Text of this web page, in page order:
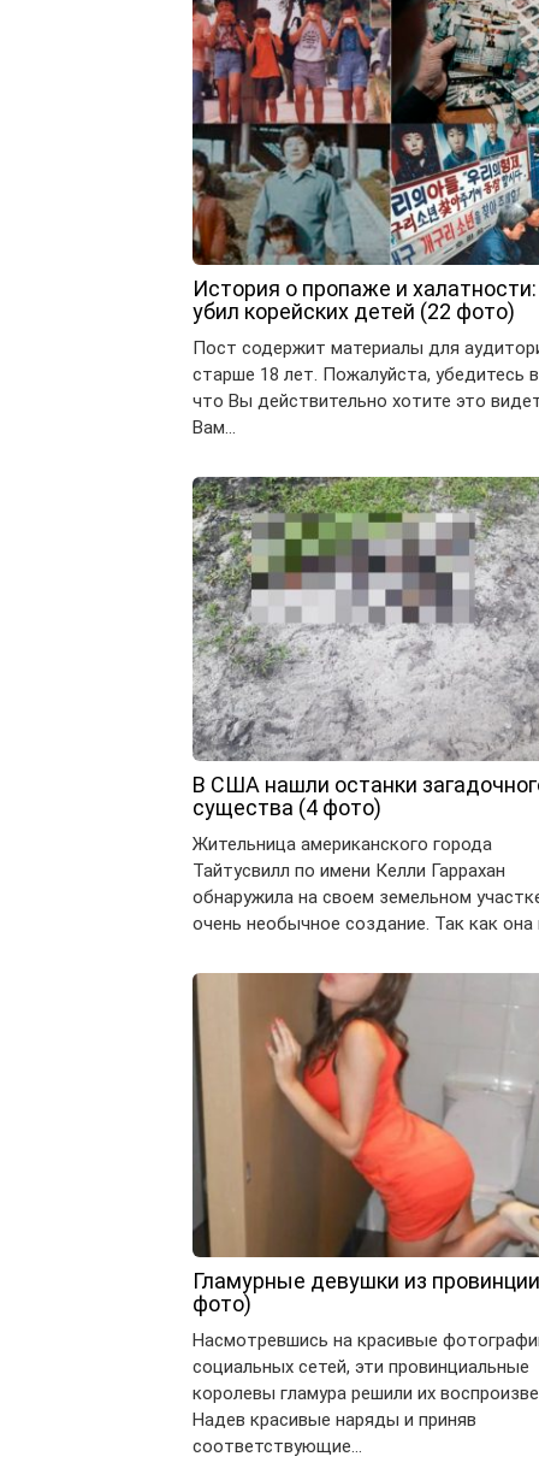
История о пропаже и
убил корейских детей (22 фото)
Пост содержит материалы для
старше 18 лет. Пожалуйста, убедитесь
что Вы действительно хотите это
Вам…
В США нашли останки
существа (4 фото)
Жительница американского города
Тайтусвилл по имени Келли Гаррахан
обнаружила на своем земельном
очень необычное создание. Так как она
Гламурные девушки из
фото)
Насмотревшись на красивые
социальных сетей, эти провинциальные
королевы гламура решили их
Надев красивые наряды и приняв
соответствующие…